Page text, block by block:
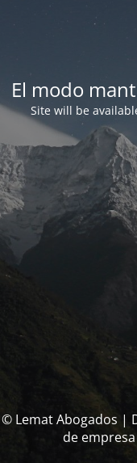
El modo
Site will be
© Lemat Abogados |
de